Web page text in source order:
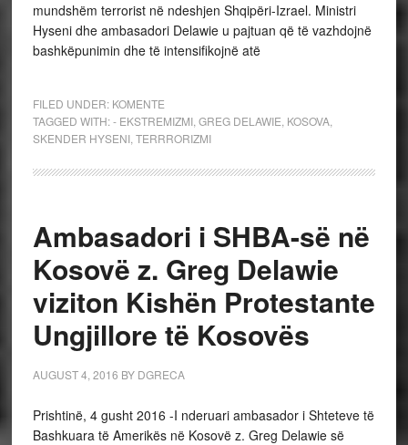
mundshëm terrorist në ndeshjen Shqipëri-Izrael. Ministri
Hyseni dhe ambasadori Delawie u pajtuan që të vazhdojnë
bashkëpunimin dhe të intensifikojnë atë
FILED UNDER: KOMENTE
TAGGED WITH:- EKSTREMIZMI, GREG DELAWIE KOSOVA,
SKENDER HYSENI, TERRRORIZMI
Ambasadori i SHBA-së në
Kosovë z. Greg Delawie
viziton Kishën Protestante
Ungjillore të Kosovës
AUGUST 4, 2016 BY DGRECA
Prishtinë, 4 gusht 2016 -I nderuari ambasador i Shteteve të
Bashkuara të Amerikës në Kosovë z. Greg Delawie së